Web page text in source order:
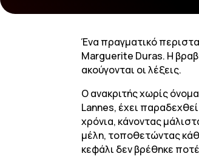
Ένα πραγματικό
Marguerite Duras. Η
ακούγονται οι λέξεις.
Ο ανακριτής χωρίς
Lannes, έχει
χρόνια, κάνοντας
μέλη, τοποθετώντας
κεφάλι δεν βρέθηκε